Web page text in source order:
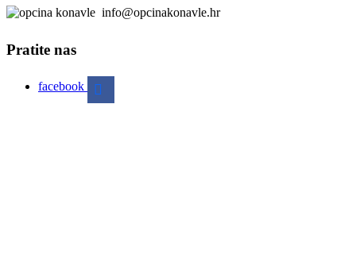
info@opcinakonavle.hr
Pratite nas
facebook